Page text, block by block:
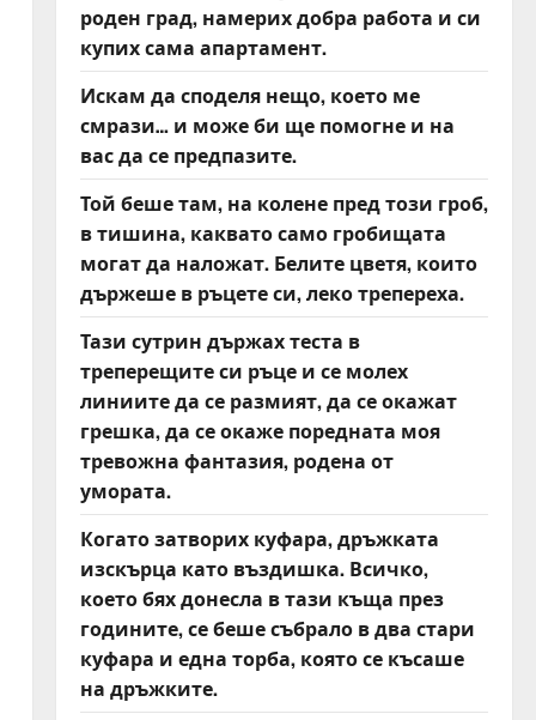
роден град, намерих добра работа и си
купих сама апартамент.
Искам да споделя нещо, което ме
смрази… и може би ще помогне и на
вас да се предпазите.
Той беше там, на колене пред този гроб,
в тишина, каквато само гробищата
могат да наложат. Белите цветя, които
държеше в ръцете си, леко трепереха.
Тази сутрин държах теста в
треперещите си ръце и се молех
линиите да се размият, да се окажат
грешка, да се окаже поредната моя
тревожна фантазия, родена от
умората.
Когато затворих куфара, дръжката
изскърца като въздишка. Всичко,
което бях донесла в тази къща през
годините, се беше събрало в два стари
куфара и една торба, която се късаше
на дръжките.